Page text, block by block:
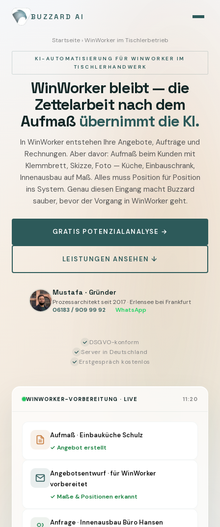
BUZZARD AI
Startseite› WinWorker im Tischlerbetrieb
KI-AUTOMATISIERUNG FÜR WINWORKER IM
TISCHLERHANDWERK
WinWorker bleibt — die
Zettelarbeit nach dem
Aufmaß übernimmt die KI.
WinWorker
im
Tischlerbetrieb
mit
Aufmaße,
Angebote
und
Fertigungsunterlagen
WinWorker
vorbereiten,
geben
frei
In WinWorker entstehen Ihre Angebote, Aufträge und
Rechnungen. Aber davor: Aufmaß beim Kunden mit
Klemmbrett, Skizze, Foto — Küche, Einbauschrank,
Innenausbau auf Maß. Alles muss Position für Position
ins System. Genau diesen Eingang macht Buzzard
sauber, bevor der Vorgang in WinWorker geht.
GRATIS POTENZIALANALYSE →
LEISTUNGEN ANSEHEN ↓
Mustafa · Gründer
Prozessarchitekt seit 2017 · Erlensee bei Frankfurt
06183 / 909 99 92
WhatsApp
DSGVO-konform
Server in Deutschland
Erstgespräch kostenlos
WINWORKER-VORBEREITUNG · LIVE 11:20
Aufmaß · Einbauküche Schulz
✓ Angebot erstellt
Angebotsentwurf · für WinWorker
vorbereitet
✓ Maße & Positionen erkannt
Anfrage · Innenausbau Büro Hansen